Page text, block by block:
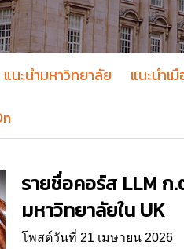
แนะนำมหาวิทยาลัย แนะนำเ
รายชื่อคอร์ส LLM ก
มหาวิทยาลัยใน UK
โพสต์วันที่ 21 เมษายน 2026